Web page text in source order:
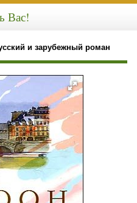
Вас!
и зарубежный роман